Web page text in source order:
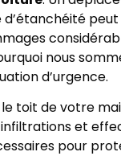
d’étanchéité
nous
d’urgence.
le toit de votre
et
pour